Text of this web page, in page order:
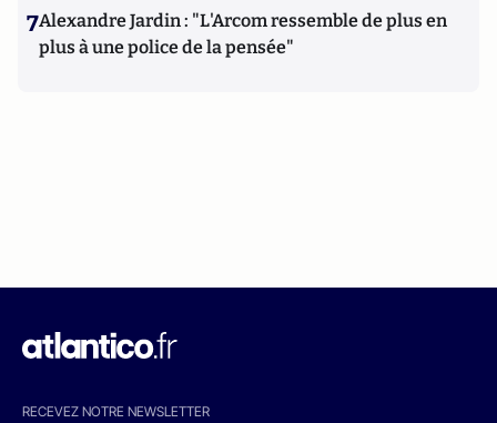
7Alexandre Jardin : "L'Arcom ressemble de plus en
plus à une police de la pensée"
RECEVEZ NOTRE NEWSLETTER